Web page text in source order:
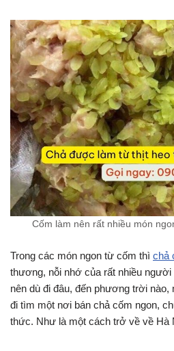
Cốm làm nên rất nhiều món
Trong các món ngon từ cốm thì chả
thương, nỗi nhớ của rất nhiều
nên dù đi đâu, đến phương trời
đi tìm một nơi bán chả cốm ngon,
thức. Như là một cách trở về về Hà